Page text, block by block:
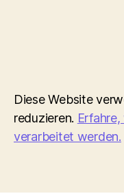
Diese Website
reduzieren.
verarbeitet werden.